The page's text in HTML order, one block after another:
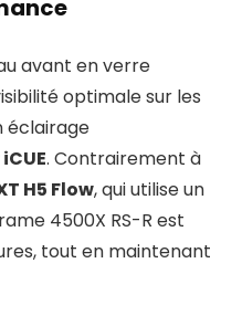
avant en verre
optimale sur les
éclairage
. Contrairement à
H5 Flow, qui utilise un
4500X RS-R est
tout en maintenant